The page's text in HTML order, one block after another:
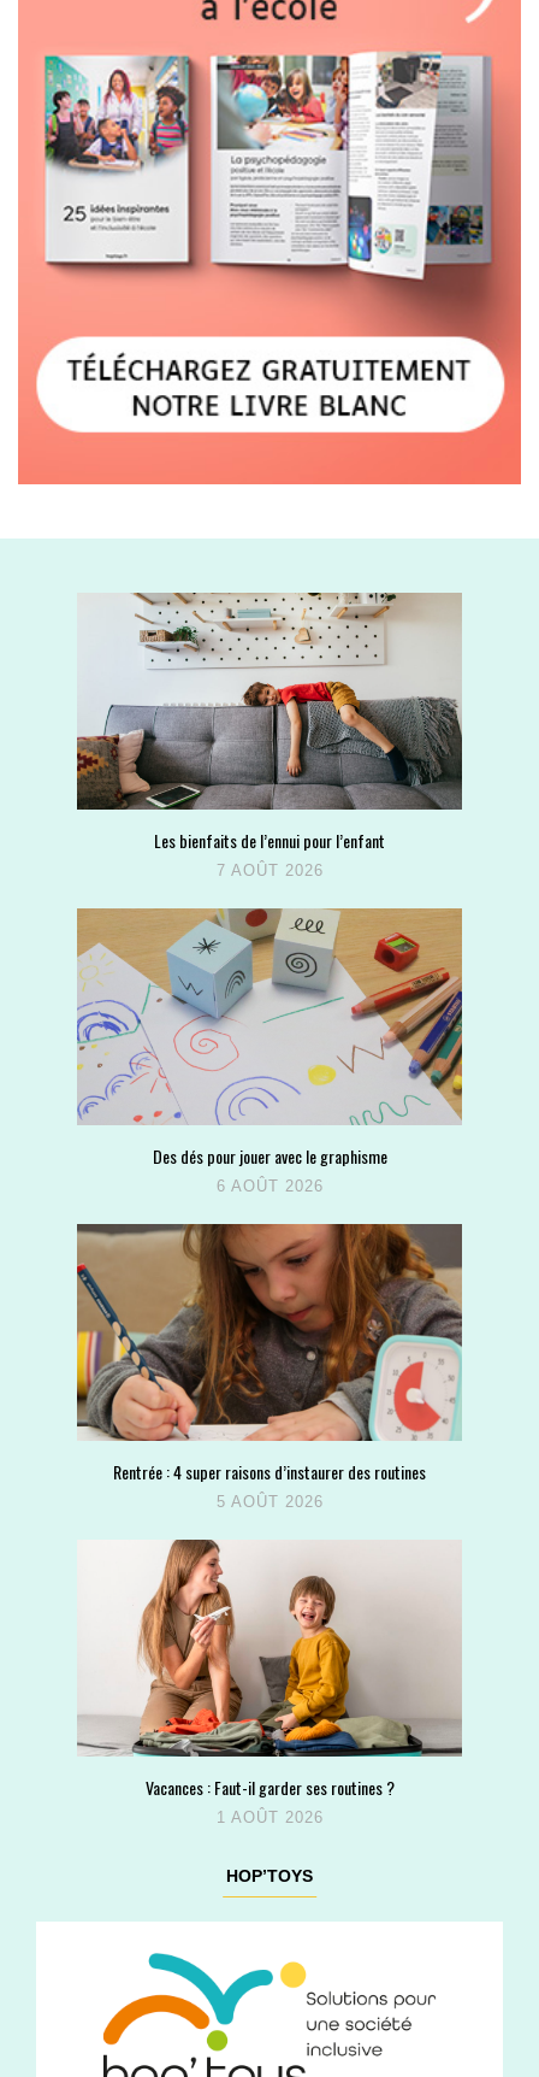
Les bienfaits de l’ennui pour l’enfant
7 AOÛT 2026
Des dés pour jouer avec le graphisme
6 AOÛT 2026
Rentrée : 4 super raisons d’instaurer des routines
5 AOÛT 2026
Vacances : Faut-il garder ses routines ?
1 AOÛT 2026
HOP’TOYS